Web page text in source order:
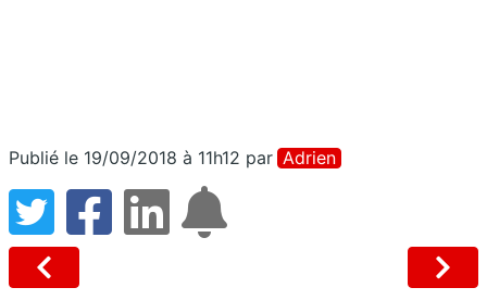
Publié le 19/09/2018 à 11h12 par Adrien